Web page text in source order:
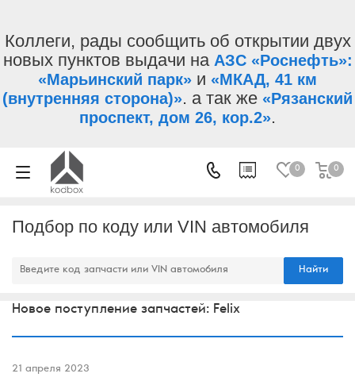
Коллеги, рады сообщить об открытии двух
новых пунктов выдачи на АЗС «Роснефть»:
«Марьинский парк» и «МКАД, 41 км
(внутренняя сторона)». а так же «Рязанский
проспект, дом 26, кор.2».
0 0
Подбор по коду или VIN автомобиля
Найти
Новое поступление запчастей: Felix
21 апреля 2023